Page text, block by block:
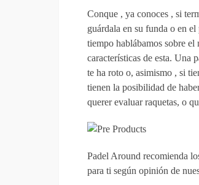
Conque , ya conoces , si
guárdala en su funda o en
tiempo hablábamos sobre el
características de esta. Una
te ha roto o, asimismo , si
tienen la posibilidad de
querer evaluar raquetas, o
Padel Around recomienda
para ti según opinión de